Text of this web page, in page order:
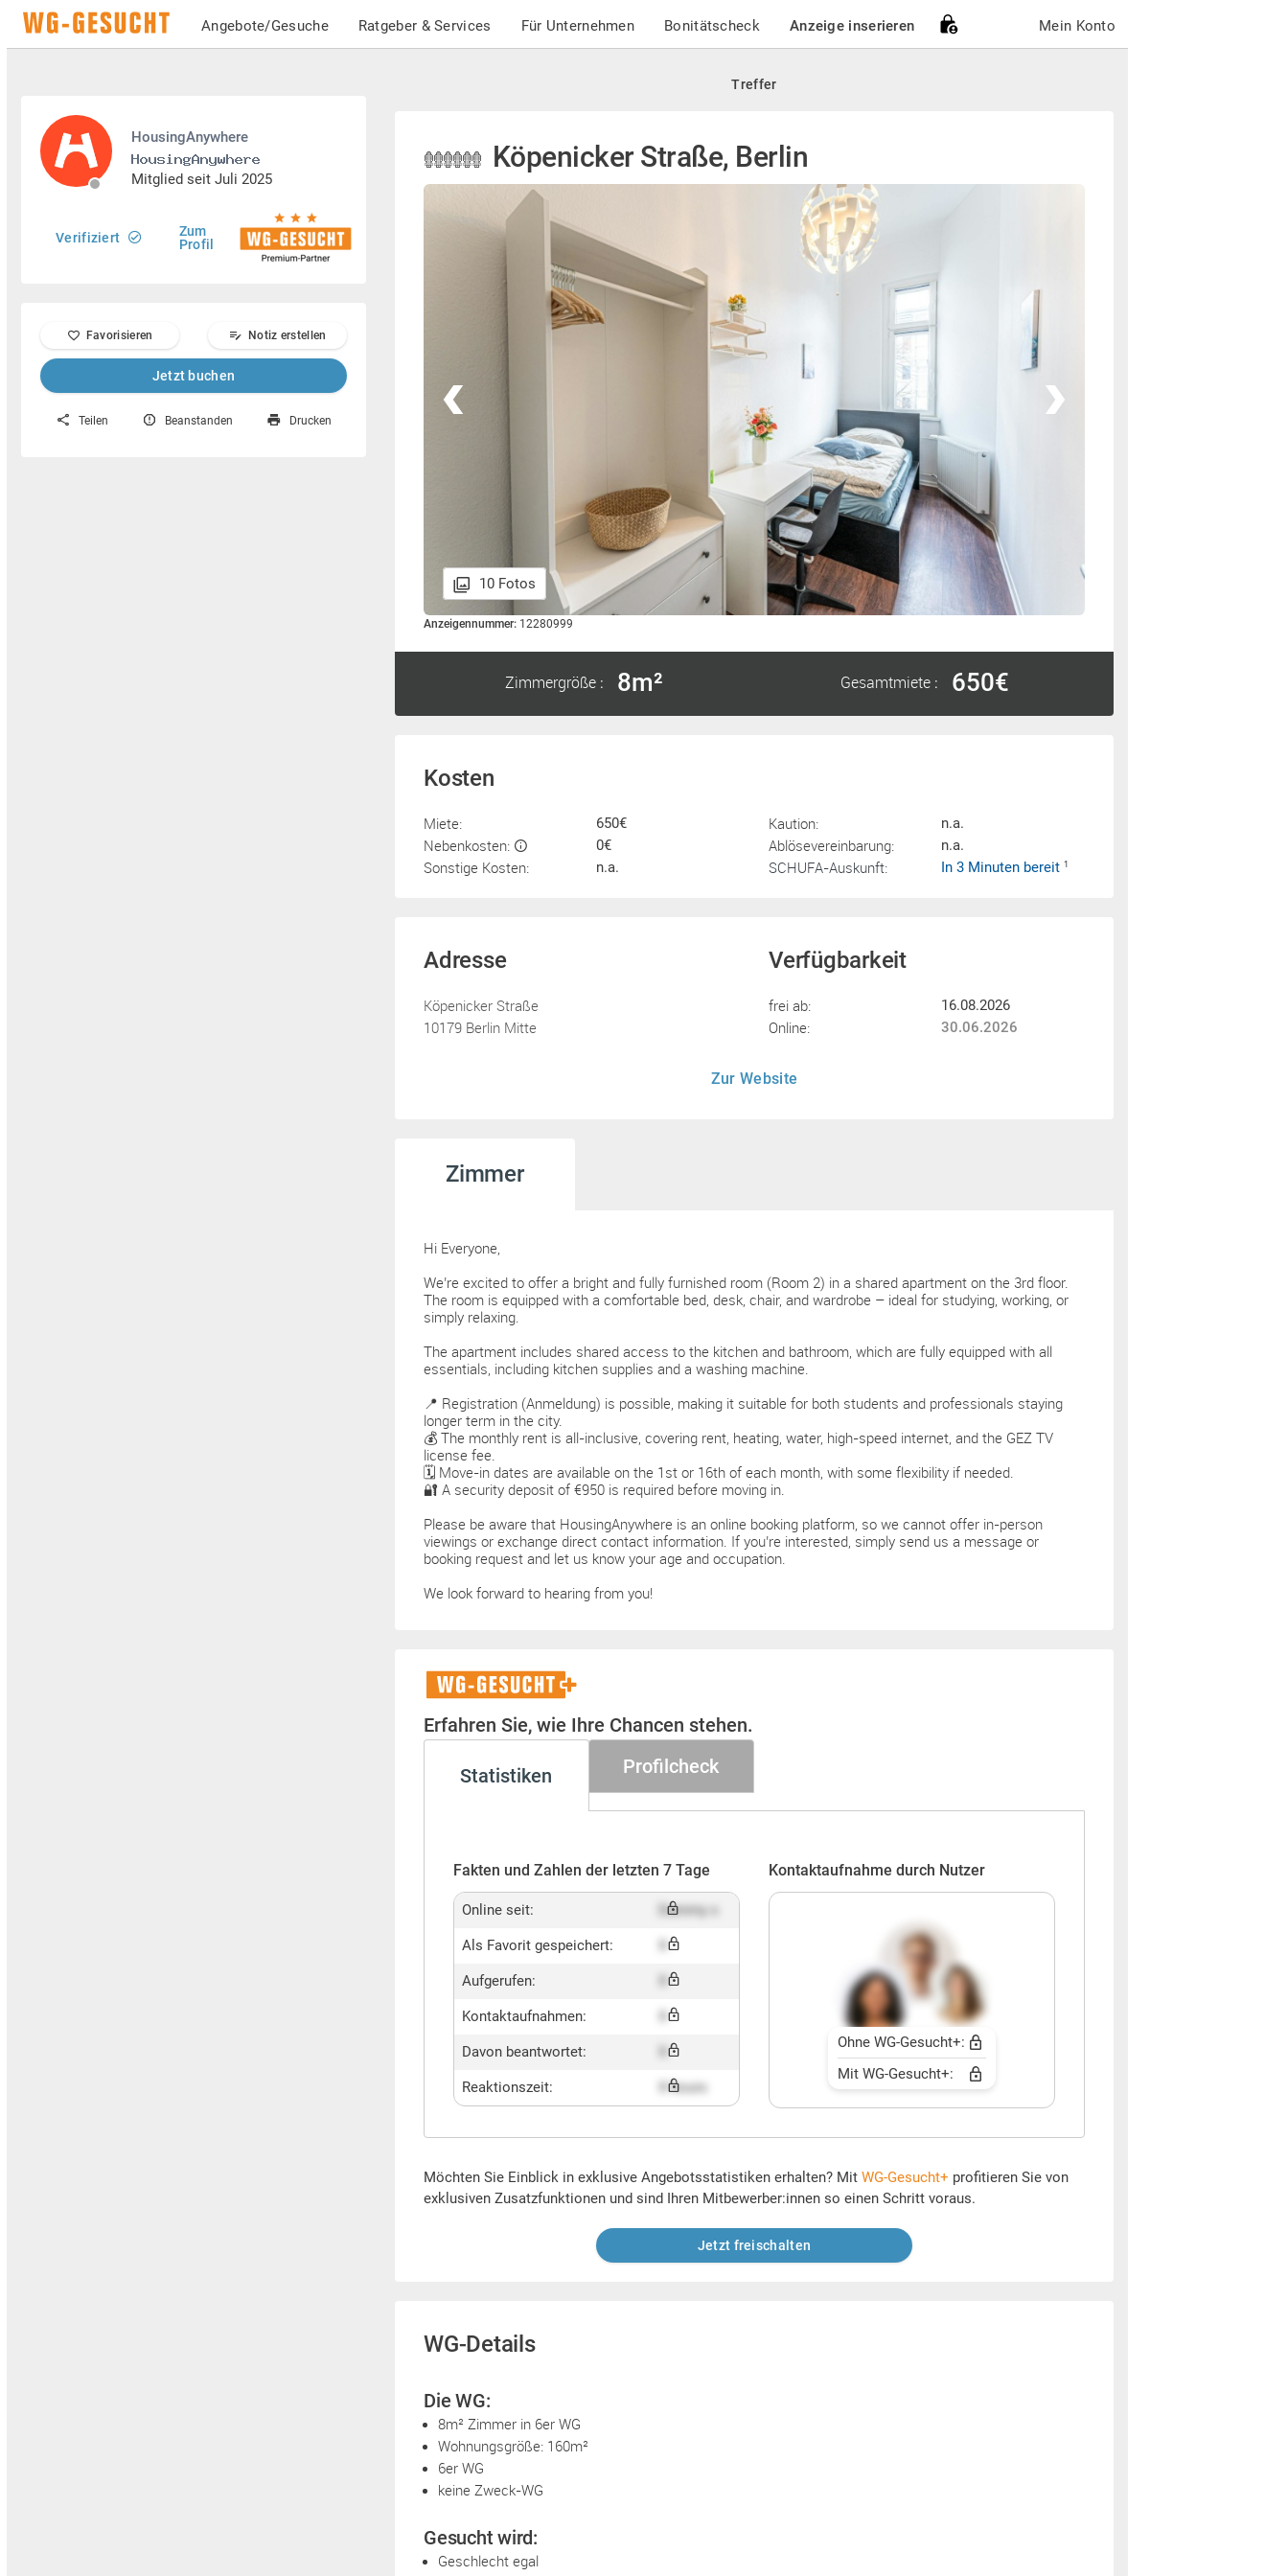
Angebote/Gesuche Ratgeber & Services Für Unternehmen Bonitätscheck Anzeige inserieren Mein Konto
Treffer
Köpenicker Straße, Berlin
10 Fotos
Anzeigennummer: 12280999
Zimmergröße : 8m² Gesamtmiete : 650€
Kosten
Miete: 650€
Nebenkosten: 0€
Sonstige Kosten: n.a.
Kaution: n.a.
Ablösevereinbarung: n.a.
SCHUFA-Auskunft: In 3 Minuten bereit 1
Adresse
Köpenicker Straße
10179 Berlin Mitte
Verfügbarkeit
frei ab: 16.08.2026
Online: 30.06.2026
Zur Website
Zimmer
Hi Everyone,
We’re excited to offer a bright and fully furnished room (Room 2) in a shared apartment on the 3rd floor.
The room is equipped with a comfortable bed, desk, chair, and wardrobe – ideal for studying, working, or
simply relaxing.
The apartment includes shared access to the kitchen and bathroom, which are fully equipped with all
essentials, including kitchen supplies and a washing machine.
📍 Registration (Anmeldung) is possible, making it suitable for both students and professionals staying
longer term in the city.
💰 The monthly rent is all-inclusive, covering rent, heating, water, high-speed internet, and the GEZ TV
license fee.
🗓️ Move-in dates are available on the 1st or 16th of each month, with some flexibility if needed.
🔐 A security deposit of €950 is required before moving in.
Please be aware that HousingAnywhere is an online booking platform, so we cannot offer in-person
viewings or exchange direct contact information. If you’re interested, simply send us a message or
booking request and let us know your age and occupation.
We look forward to hearing from you!
WG-
Gesucht+
Erfahren Sie, wie Ihre Chancen stehen.
Statistiken Profilcheck
Fakten und Zahlen der letzten 7 Tage
Online seit: Dummy x
Als Favorit gespeichert:
Aufgerufen:
Kontaktaufnahmen:
Davon beantwortet:
Reaktionszeit: X hours
Kontaktaufnahme durch Nutzer
Ohne WG-Gesucht+:
Mit WG-Gesucht+:
Möchten Sie Einblick in exklusive Angebotsstatistiken erhalten? Mit WG-Gesucht+ profitieren Sie von
exklusiven Zusatzfunktionen und sind Ihren Mitbewerber:innen so einen Schritt voraus.
Jetzt freischalten
WG-Details
Die WG:
8m² Zimmer in 6er WG
Wohnungsgröße: 160m²
6er WG
keine Zweck-WG
Gesucht wird:
Geschlecht egal
HousingAnywhere
Mitglied seit Juli 2025
Verifiziert
Zum
Profil
Favorisieren Notiz erstellen
Jetzt buchen
Teilen Beanstanden Drucken